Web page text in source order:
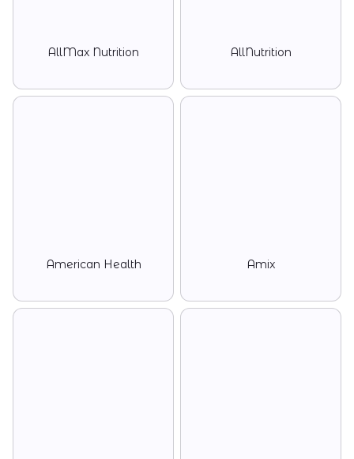
AllMax Nutrition AllNutrition
American Health Amix